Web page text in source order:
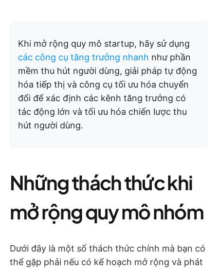
Khi mở rộng quy mô startup, hãy sử dụng
các công cụ tăng trưởng nhanh như phần
mềm thu hút người dùng, giải pháp tự động
hóa tiếp thị và công cụ tối ưu hóa chuyển
đổi để xác định các kênh tăng trưởng có
tác động lớn và tối ưu hóa chiến lược thu
hút người dùng.
Những thách thức khi
mở rộng quy mô nhóm
Dưới đây là một số thách thức chính mà bạn có
thể gặp phải nếu có kế hoạch mở rộng và phát